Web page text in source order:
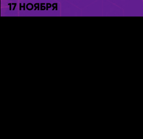
17 НОЯБРЯ